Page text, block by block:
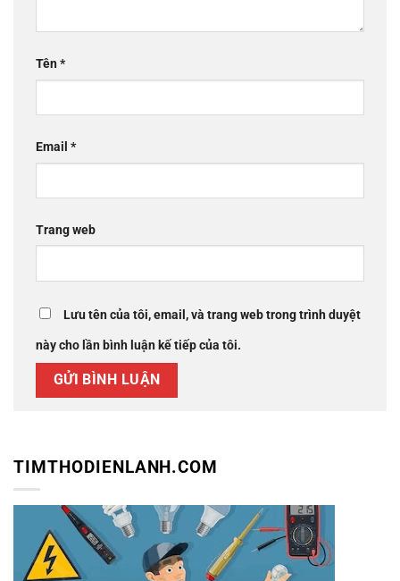
Tên*
Email *
Trang web
Lưu tên của tôi, email, và trang web trong trình duyệt
này cho lần bình luận kế tiếp của tôi.
TIMTHODIENLANH.COM